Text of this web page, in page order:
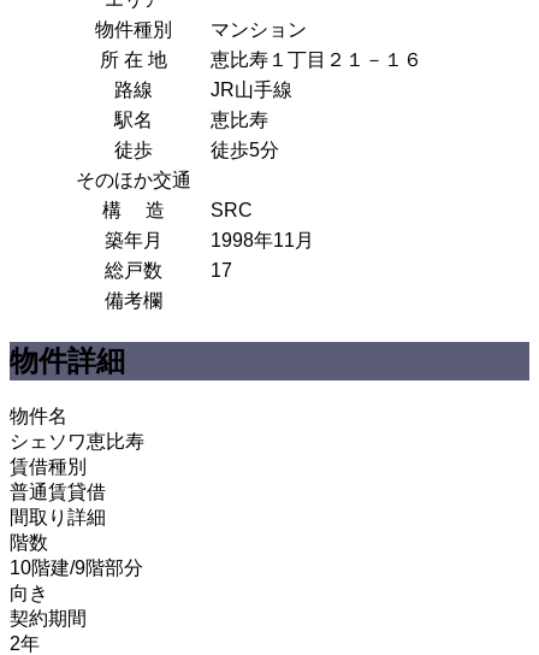
物件種別
マンション
所 在 地
恵比寿１丁目２１－１６
路線
JR山手線
駅名
恵比寿
徒歩
徒歩5分
そのほか交通
構 造
SRC
築年月
1998年11月
総戸数
17
備考欄
物件詳細
物件名
シェソワ恵比寿
賃借種別
普通賃貸借
間取り詳細
階数
10階建/9階部分
向き
契約期間
2年